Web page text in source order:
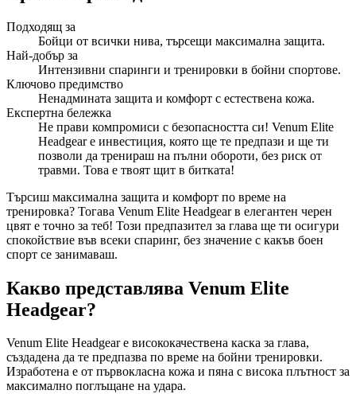
Подходящ за
Бойци от всички нива, търсещи максимална защита.
Най-добър за
Интензивни спаринги и тренировки в бойни спортове.
Ключово предимство
Ненадмината защита и комфорт с естествена кожа.
Експертна бележка
Не прави компромиси с безопасността си! Venum Elite
Headgear е инвестиция, която ще те предпази и ще ти
позволи да тренираш на пълни обороти, без риск от
травми. Това е твоят щит в битката!
Търсиш максимална защита и комфорт по време на
тренировка? Тогава Venum Elite Headgear в елегантен черен
цвят е точно за теб! Този предпазител за глава ще ти осигури
спокойствие във всеки спаринг, без значение с какъв боен
спорт се занимаваш.
Какво представлява Venum Elite
Headgear?
Venum Elite Headgear е висококачествена каска за глава,
създадена да те предпазва по време на бойни тренировки.
Изработена е от първокласна кожа и пяна с висока плътност за
максимално поглъщане на удара.